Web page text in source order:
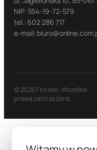
NIP: 554-19-72-579
tel.: 602 286 717
e-mail:
© 2026 Floreko. Wszelkie
prawa zastrzeżone.